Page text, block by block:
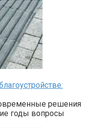
решения
годы вопросы